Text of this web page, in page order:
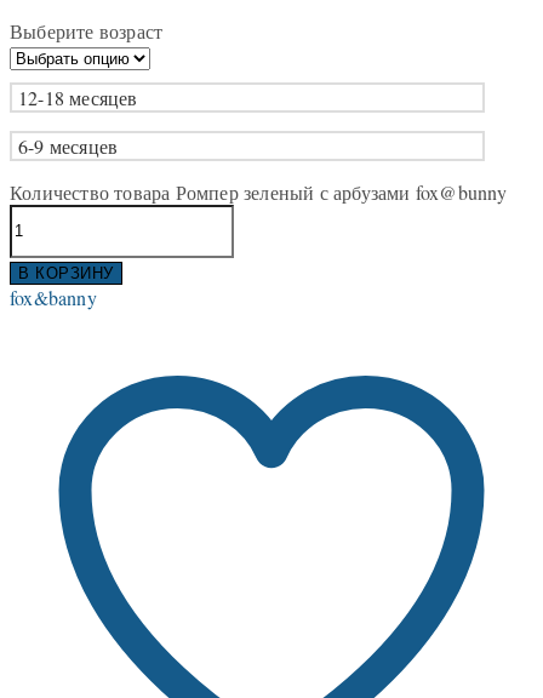
Выберите возраст
12-18 месяцев
6-9 месяцев
Количество товара Ромпер зеленый с арбузами fox@bunny
В КОРЗИНУ
fox&banny